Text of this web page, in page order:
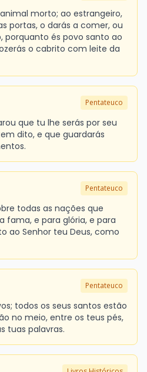
morto; ao estrangeiro,
portas, o darás a comer, ou
porquanto és povo santo ao
o cabrito com leite da
Pentateuco
que tu lhe serás por seu
dito, e que guardarás
Pentateuco
todas as nações que
fama, e para glória, e para
ao Senhor teu Deus, como
Pentateuco
todos os seus santos estão
no meio, entre os teus pés,
tuas palavras.